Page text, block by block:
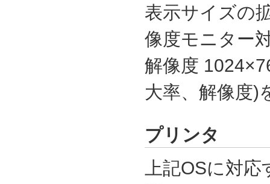
表示サイズの
像度モニター
解像度
大率、解像度)
プリンタ
上記OSに対